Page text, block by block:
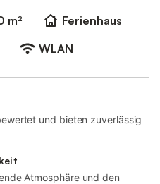
m²
Ferienhaus
WLAN
und bieten zuverlässig
Atmosphäre und den